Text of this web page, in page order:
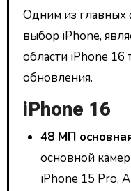
Одним из главных
выбор iPhone,
области iPhone 16
обновления.
iPhone 16
48 МП
основной
iPhone 15 Pro,